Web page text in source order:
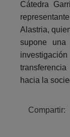
Cátedra
Alastria,
supone una
hacia la
Compartir: